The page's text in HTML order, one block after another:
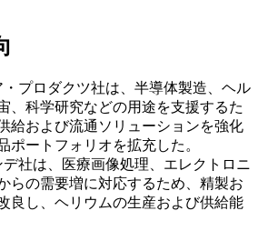
・プロダクツ社は、半導体製造、ヘル
、科学研究などの用途を支援するた
給および流通ソリューションを強化
ポートフォリオを拡充した。
デ社は、医療画像処理、エレクトロニ
らの需要増に対応するため、精製お
良し、ヘリウムの生産および供給能